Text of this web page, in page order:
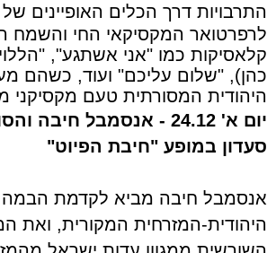
התרבויות דרך הכלים האופיינים
לרפרטואר המקסיקאי החי והשמח
קלאסיקות כמו "אני אשתגע",
כהן), "שלום עליכם" ועוד, כשהם
היהודית המסורתית טעם מקסיקני
יום א' 24.12 - אנסמבל חיבה
סעדון במופע "חיבת הפיוט"
אנסמבל חיבה מביא לקדמת הבמה
היהודית-המזרחית המקורית, ואת